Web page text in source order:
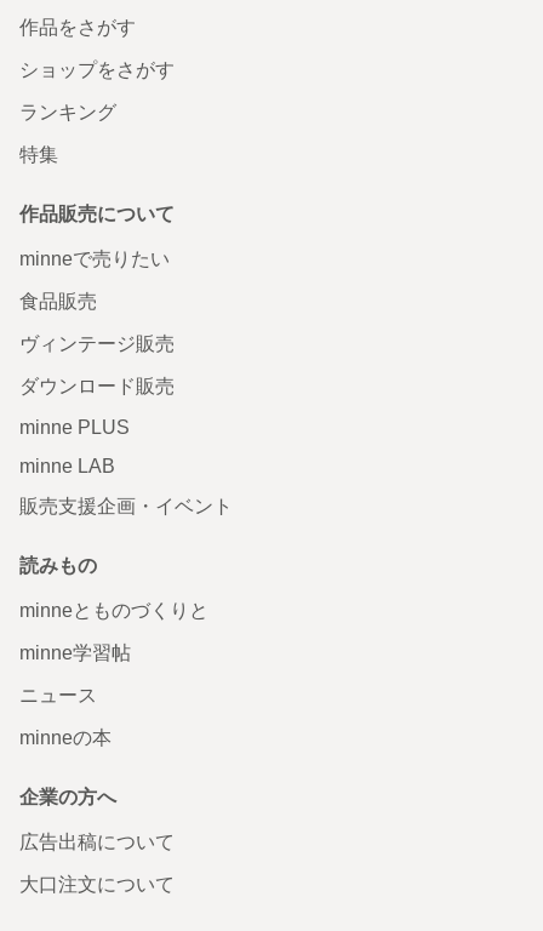
作品をさがす
ショップをさがす
ランキング
特集
作品販売について
minneで売りたい
食品販売
ヴィンテージ販売
ダウンロード販売
minne PLUS
minne LAB
販売支援企画・イベント
読みもの
minneとものづくりと
minne学習帖
ニュース
minneの本
企業の方へ
広告出稿について
大口注文について